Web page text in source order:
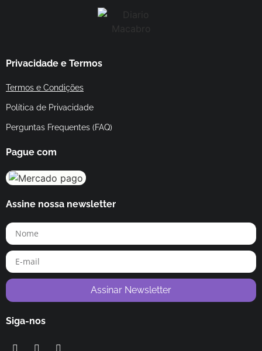
Privacidade e Termos
Termos e Condições
Política de Privacidade
Perguntas Frequentes (FAQ)
Pague com
Assine nossa newsletter
Assinar Newsletter
Siga-nos